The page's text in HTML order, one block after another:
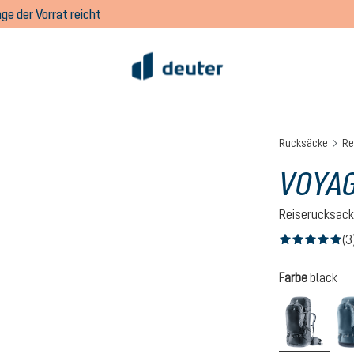
der Vorrat reicht
Rucksäcke
Reiserucksack
Farbeblack
black